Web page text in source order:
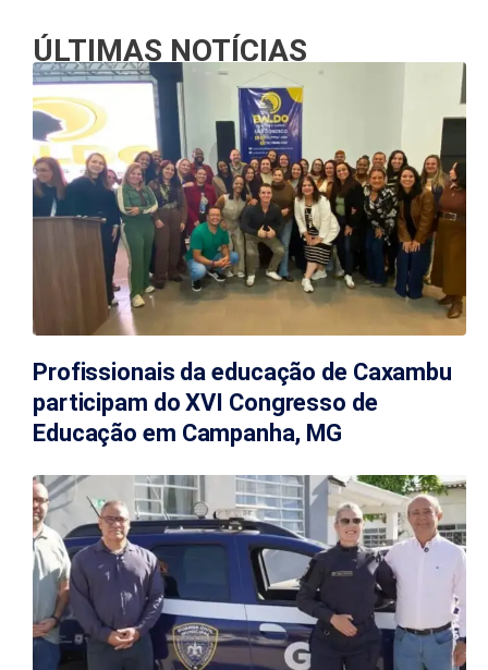
ÚLTIMAS NOTÍCIAS
Profissionais da educação de Caxambu
participam do XVI Congresso de
Educação em Campanha, MG